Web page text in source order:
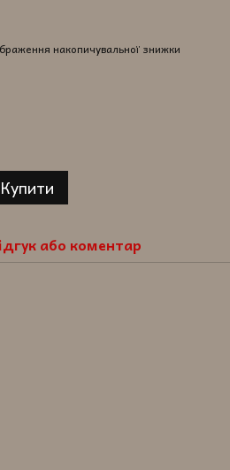
накопичувальної знижки
Купити
або коментар